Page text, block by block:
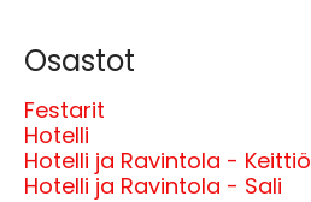
Osastot
Festarit
Hotelli
Hotelli ja Ravintola - Keittiö
Hotelli ja Ravintola - Sali